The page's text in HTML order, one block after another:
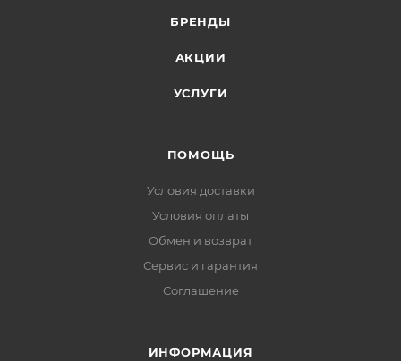
БРЕНДЫ
АКЦИИ
УСЛУГИ
ПОМОЩЬ
Условия доставки
Условия оплаты
Обмен и возврат
Сервис и гарантия
Соглашение
ИНФОРМАЦИЯ